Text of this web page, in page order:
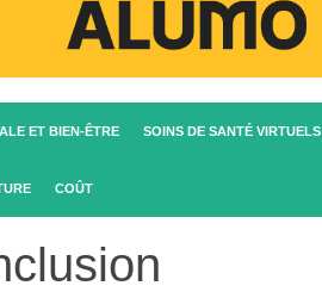
ET BIEN-ÊTRE SOINS DE SANTÉ VIRTUELS
COÛT